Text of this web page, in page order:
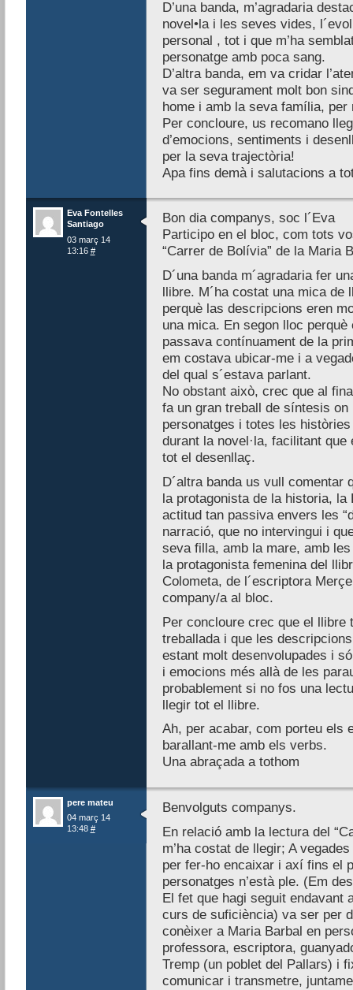
D’una banda, m’agradaria
novel•la i les seves vides,
personal , tot i que m’ha
personatge amb poca sang.
D’altra banda, em va cridar
va ser segurament molt bon
home i amb la seva família,
Per concloure, us recomano
d’emocions, sentiments i
per la seva trajectòria!
Apa fins demà i salutacions a
Eva Fontelles
Santiago
03 març 14
13:16 #
Bon dia companys, soc l´Eva
Participo en el bloc, com tots
“Carrer de Bolívia” de la Maria
D´una banda m´agradaria fer
llibre. M´ha costat una mica
perquè las descripcions eren
una mica. En segon lloc
passava contínuament de la
em costava ubicar-me i a
del qual s´estava parlant.
No obstant això, crec que al
fa un gran treball de síntesis
personatges i totes les
durant la novel·la, facilitant
tot el desenllaç.
D´altra banda us vull comentar
la protagonista de la historia,
actitud tan passiva envers les
narració, que no intervingui i
seva filla, amb la mare, amb
la protagonista femenina del
Colometa, de l´escriptora
company/a al bloc.
Per concloure crec que el llibre
treballada i que les
estant molt desenvolupades i
i emocions més allà de les
probablement si no fos una
llegir tot el llibre.
Ah, per acabar, com porteu els
barallant-me amb els verbs.
Una abraçada a tothom
pere mateu
04 març 14
13:48 #
Benvolguts companys.
En relació amb la lectura del
m’ha costat de llegir; A
per fer-ho encaixar i axí fins el
personatges n’està ple. (Em
El fet que hagi seguit endavant
curs de suficiència) va ser per
conèixer a Maria Barbal en
professora, escriptora,
Tremp (un poblet del Pallars) i
comunicar i transmetre,